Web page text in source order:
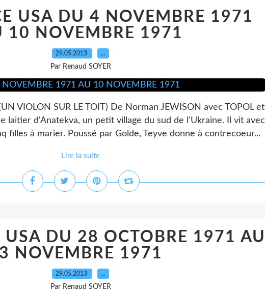
USA DU 4 NOVEMBRE 1971
10 NOVEMBRE 1971
29.05.2013 …
Par Renaud SOYER
VIOLON SUR LE TOIT) De Norman JEWISON avec TOPOL et
laitier d'Anatekva, un petit village du sud de l'Ukraine. Il vit avec
filles à marier. Poussé par Golde, Teyve donne à contrecoeur...
Lire la suite
USA DU 28 OCTOBRE 1971 AU
3 NOVEMBRE 1971
29.05.2013 …
Par Renaud SOYER